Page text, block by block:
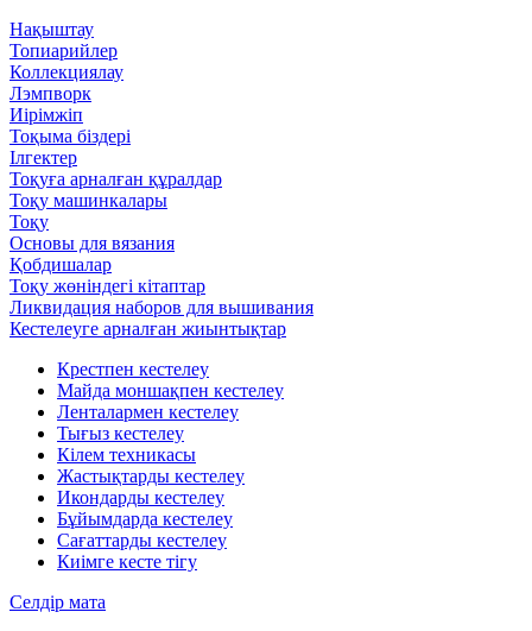
Нақыштау
Топиарийлер
Коллекциялау
Лэмпворк
Иірімжіп
Тоқыма біздері
Ілгектер
Тоқуға арналған құралдар
Тоқу машинкалары
Тоқу
Основы для вязания
Қобдишалар
Тоқу жөніндегі кітаптар
Ликвидация наборов для вышивания
Кестелеуге арналған жиынтықтар
Крестпен кестелеу
Майда моншақпен кестелеу
Ленталармен кестелеу
Тығыз кестелеу
Кілем техникасы
Жастықтарды кестелеу
Икондарды кестелеу
Бұйымдарда кестелеу
Сағаттарды кестелеу
Киімге кесте тігу
Селдір мата